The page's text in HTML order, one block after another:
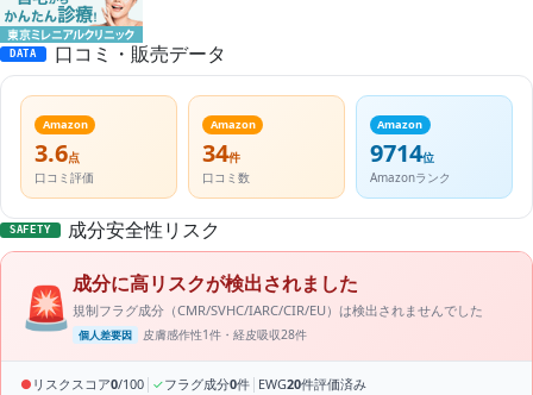
DATA 口コミ・販売データ
Amazon
3.6点
口コミ評価
Amazon
34件
口コミ数
Amazon
9714位
Amazonランク
SAFETY 成分安全性リスク
🚨 成分に高リスクが検出されました
規制フラグ成分（CMR/SVHC/IARC/CIR/EU）は検出されませんでした
個人差要因 皮膚感作性1件・経皮吸収28件
● リスクスコア0/100 | ✓フラグ成分0件 | EWG20件評価済み